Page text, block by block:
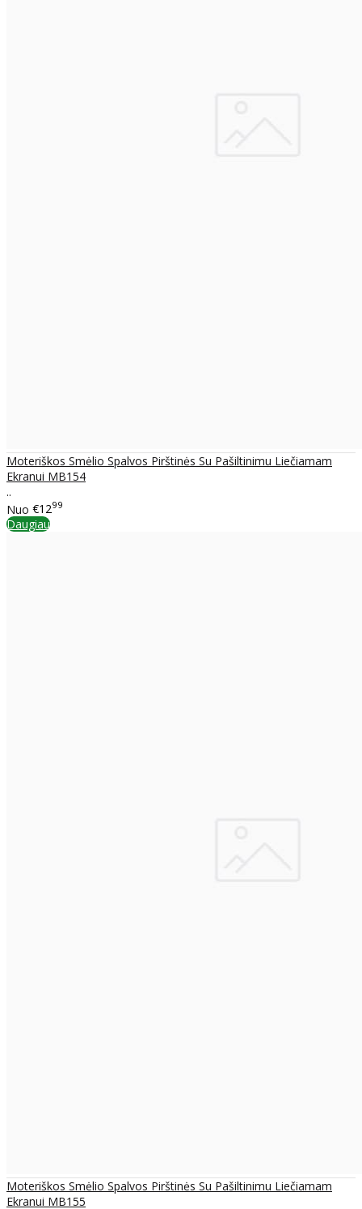
Moteriškos Smėlio Spalvos Pirštinės Su Pašiltinimu Liečiamam
Ekranui MB154
..
Nuo €1299
Daugiau
Moteriškos Smėlio Spalvos Pirštinės Su Pašiltinimu Liečiamam
Ekranui MB155